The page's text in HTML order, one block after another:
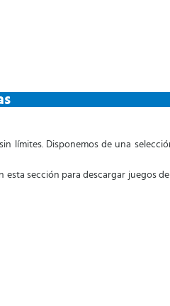
límites. Disponemos de una
esta sección para descargar juegos